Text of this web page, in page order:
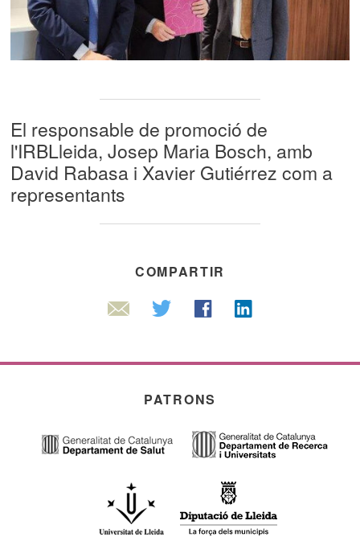
El responsable de promoció de
l'IRBLleida, Josep Maria Bosch, amb
David Rabasa i Xavier Gutiérrez com a
representants
COMPARTIR
Email Twitter FacebookLinkedin
PATRONS